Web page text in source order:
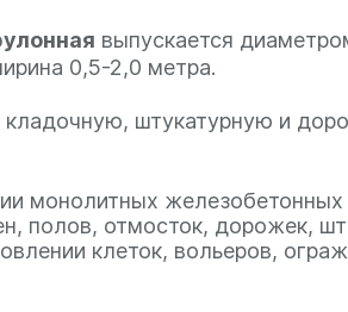
выпускается
0,5-2,0 метра.
штукатурную и
монолитных
полов, отмосток, дорожек,
клеток, вольеров,